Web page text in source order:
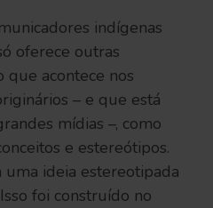
indígenas
oferece outras
que acontece nos
– e que está
mídias –, como
e estereótipos.
uma ideia estereotipada
foi construído no